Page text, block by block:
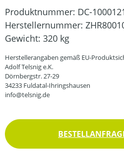
Produktnummer: DC-
Herstellernummer:
Gewicht: 320 kg
Herstellerangaben gemäß EU-
Adolf Telsnig e.K.
Dörnbergstr. 27-29
34233 Fuldatal-Ihringshausen
info@telsnig.de